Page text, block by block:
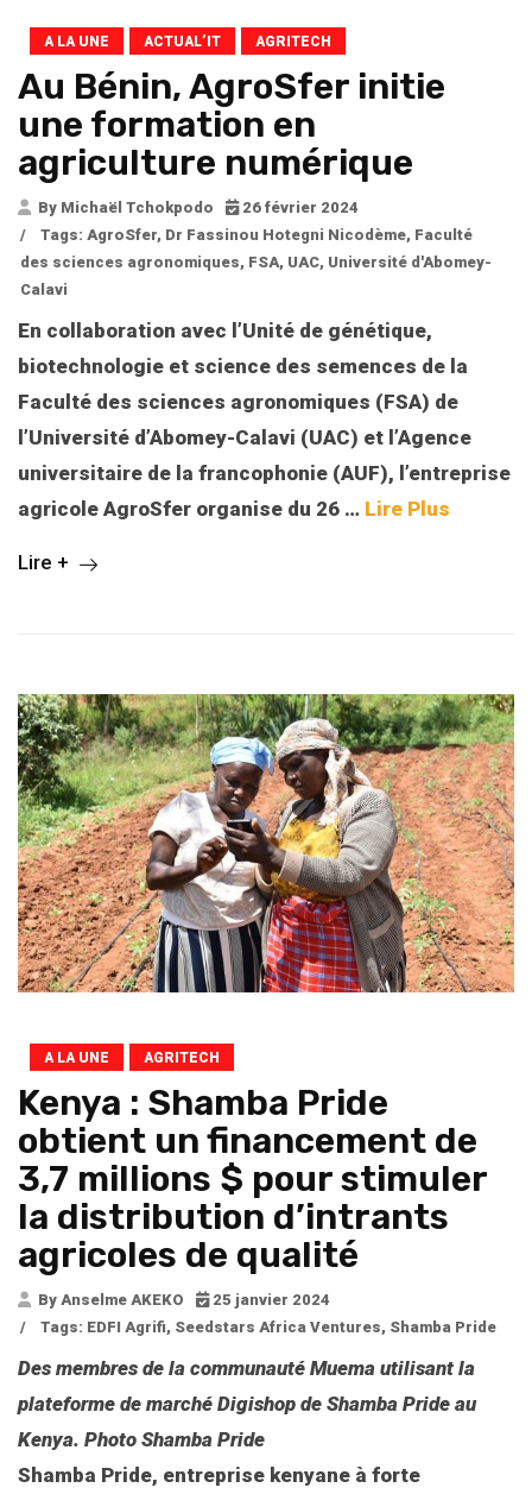
A LA UNE ACTUAL’IT AGRITECH
Au Bénin, AgroSfer initie
une formation en
agriculture numérique
By Michaël Tchokpodo
26 février 2024
/
Tags: AgroSfer, Dr Fassinou Hotegni Nicodème, Faculté
des sciences agronomiques, FSA, UAC, Université d'Abomey-
Calavi
En collaboration avec l’Unité de génétique,
biotechnologie et science des semences de la
Faculté des sciences agronomiques (FSA) de
l’Université d’Abomey-Calavi (UAC) et l’Agence
universitaire de la francophonie (AUF), l’entreprise
agricole AgroSfer organise du 26 … Lire Plus
Lire +
A LA UNE AGRITECH
Kenya : Shamba Pride
obtient un financement de
3,7 millions $ pour stimuler
la distribution d’intrants
agricoles de qualité
By Anselme AKEKO
25 janvier 2024
/
Tags: EDFI Agrifi, Seedstars Africa Ventures, Shamba Pride
Des membres de la communauté Muema utilisant la
plateforme de marché Digishop de Shamba Pride au
Kenya. Photo Shamba Pride
Shamba Pride, entreprise kenyane à forte